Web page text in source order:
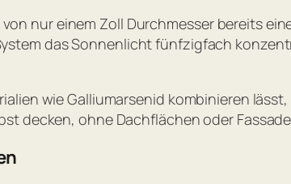
nur einem Zoll Durchmesser bereits
das Sonnenlicht fünfzigfach
wie Galliumarsenid kombinieren
decken, ohne Dachflächen oder